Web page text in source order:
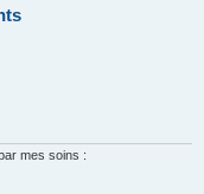
mes soins :